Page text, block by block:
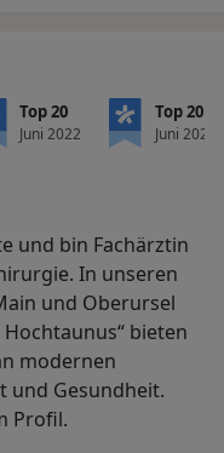
Top 20
Juni 2022
Top 20
Juni 2022
und bin Fachärztin
In unseren
und Oberursel
bieten
modernen
und Gesundheit.
Profil.